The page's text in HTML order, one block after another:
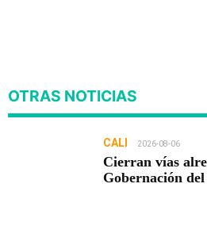
OTRAS NOTICIAS
CALI 2026-08-06
Cierran vías
Gobernación